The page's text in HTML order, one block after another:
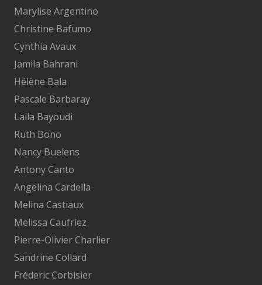
Marylise Argentino
Christine Bafumo
Cynthia Avaux
Jamila Bahrani
Hélène Bala
Pascale Barbaray
Laila Bayoudi
Ruth Bono
Nancy Buelens
Antony Canto
Angelina Cardella
Melina Castiaux
Melissa Caufriez
Pierre-Olivier Charlier
Sandrine Collard
Fréderic Corbisier